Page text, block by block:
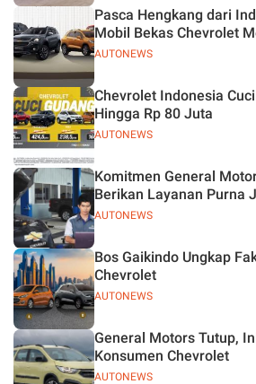
AUTONEWS
Pasca Hengkang dari
Mobil Bekas Chevrolet
AUTONEWS
Chevrolet Indonesia
Hingga Rp 80 Juta
AUTONEWS
Komitmen General
Berikan Layanan Purna
AUTONEWS
Bos Gaikindo Ungkap
Chevrolet
AUTONEWS
General Motors Tutup,
Konsumen Chevrolet